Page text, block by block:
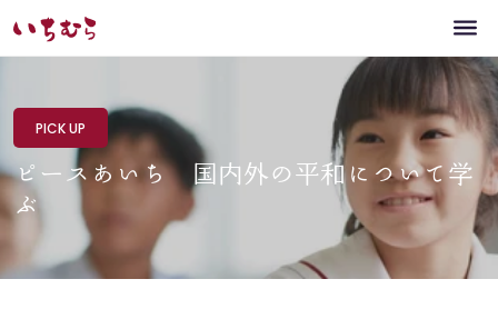
PICK UP
ピースあいち 国内外の平和について学
ぶ